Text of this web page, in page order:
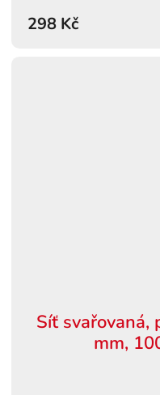
298 Kč
Síť svařovaná,
mm,